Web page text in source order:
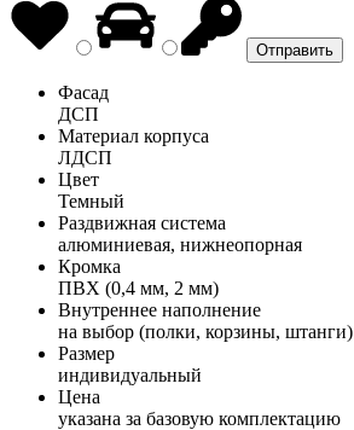
Фасад
ДСП
Материал корпуса
ЛДСП
Цвет
Темный
Раздвижная система
алюминиевая, нижнеопорная
Кромка
ПВХ (0,4 мм, 2 мм)
Внутреннее наполнение
на выбор (полки, корзины, штанги)
Размер
индивидуальный
Цена
указана за базовую комплектацию